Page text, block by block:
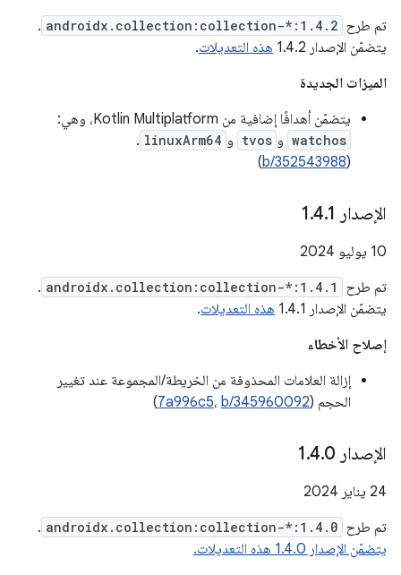
تم طرح androidx.collection:collection-*:1.4.2
.
يتضمّن الإصدار 1.4.2
هذه التعديلات.
الميزات الجديدة
يتضمّن أهدافًا إضافية من Kotlin Multiplatform، وهي:
watchos و tvos و linuxArm64
.
(
b/352543988
)
الإصدار 1 .4.1
‫10 يوليو 2024
تم طرح
androidx.collection:collection-*:1.4.1
.
يتضمّن الإصدار 1.4.1
هذه التعديلات.
إصلاح الأخطاء
إزالة العلامات المحذوفة من الخريطة/المجموعة عند تغيير
الحجم (
7a996c5، b/345960092
)
الإصدار 1 .4.0
‫24 يناير 2024
تم طرح androidx.collection:collection-*:1.4.0
.
يتضمّن الإصدار 1.4.0 هذه التعديلات.